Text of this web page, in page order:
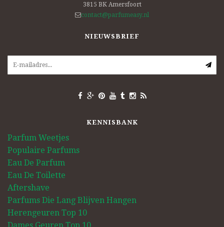
3815 BK Amersfoort
contact@parfumeasy.nl
NIEUWSBRIEF
KENNISBANK
Parfum Weetjes
Populaire Parfums
Eau De Parfum
Eau De Toilette
Aftershave
Parfums Die Lang Blijven Hangen
Herengeuren Top 10